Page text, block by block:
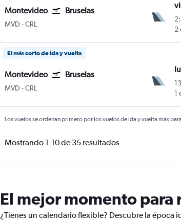
Montevideo Bruselas
MVD Montevideo Internacional de Carrasco
-CRL
2
El más corto de ida y vuelta
Montevideo Bruselas
MVD Montevideo Internacional de Carrasco
-CRL
1
Los vuelos se ordenan primero por los vuelos de ida y vuelta más
Mostrando 1-10 de 35 resultados
El mejor momento para
¿Tienes un calendario flexible? Descubre la